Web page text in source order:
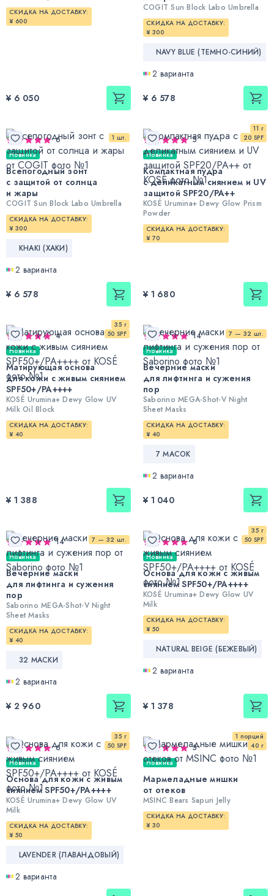
СКИДКА НА ДОСТАВКУ:
¥ 600
¥ 6 050
COGIT Sun Block Labo Umbrella
СКИДКА НА ДОСТАВКУ:
¥ 300
NAVY BLUE (ТЕМНО-СИНИЙ)
2 варианта
¥ 6 578
1 шт.
6
Новинка
Всепогодный зонт
с защитой от солнца
и жары
COGIT Sun Block Labo Umbrella
СКИДКА НА ДОСТАВКУ:
¥ 300
KHAKI (ХАКИ)
2 варианта
¥ 6 578
11 г
20 SPF
5
Новинка
Компактная пудра
с деликатным сиянием и UV
защитой SPF20/PA++
KOSÉ Urumina+ Dewy Glow Prism
Powder
СКИДКА НА ДОСТАВКУ:
¥ 70
¥ 1 680
35 г
50 SPF
4
Новинка
Матирующая основа
для кожи с живым сиянием
SPF50+/PA++++
KOSÉ Urumina+ Dewy Glow UV
Milk Oil Block
СКИДКА НА ДОСТАВКУ:
¥ 40
¥ 1 388
7 — 32 шт.
14
Новинка
Вечерние маски
для лифтинга и сужения
пор
Saborino MEGA-Shot-V Night
Sheet Masks
СКИДКА НА ДОСТАВКУ:
¥ 40
7 МАСОК
2 варианта
¥ 1 040
7 — 32 шт.
14
Новинка
Вечерние маски
для лифтинга и сужения
пор
Saborino MEGA-Shot-V Night
Sheet Masks
СКИДКА НА ДОСТАВКУ:
¥ 40
32 МАСКИ
2 варианта
¥ 2 960
35 г
50 SPF
6
Новинка
Основа для кожи с живым
сиянием SPF50+/PA++++
KOSÉ Urumina+ Dewy Glow UV
Milk
СКИДКА НА ДОСТАВКУ:
¥ 50
NATURAL BEIGE (БЕЖЕВЫЙ)
2 варианта
¥ 1 378
35 г
50 SPF
6
Новинка
Основа для кожи с живым
сиянием SPF50+/PA++++
KOSÉ Urumina+ Dewy Glow UV
Milk
СКИДКА НА ДОСТАВКУ:
¥ 50
LAVENDER (ЛАВАНДОВЫЙ)
2 варианта
1 порций
40 г
5
Новинка
Мармеладные мишки
от отеков
MSINC Bears Sapuri Jelly
СКИДКА НА ДОСТАВКУ:
¥ 30